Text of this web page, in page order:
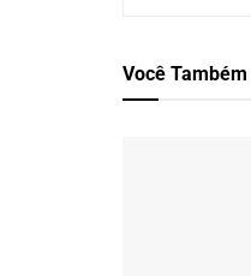
Você Também